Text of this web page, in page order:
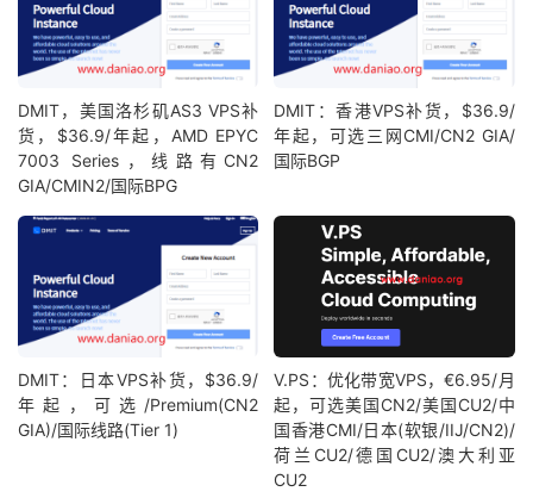
DMIT，美国洛杉矶AS3 VPS补
货，$36.9/年起，AMD EPYC
7003 Series，线路有CN2
GIA/CMIN2/国际BPG
DMIT：香港VPS补货，$36.9/
年起，可选三网CMI/CN2 GIA/
国际BGP
DMIT：日本VPS补货，$36.9/
年起，可选/Premium(CN2
GIA)/国际线路(Tier 1)
V.PS：优化带宽VPS，€6.95/月
起，可选美国CN2/美国CU2/中
国香港CMI/日本(软银/IIJ/CN2)/
荷兰CU2/德国CU2/澳大利亚
CU2